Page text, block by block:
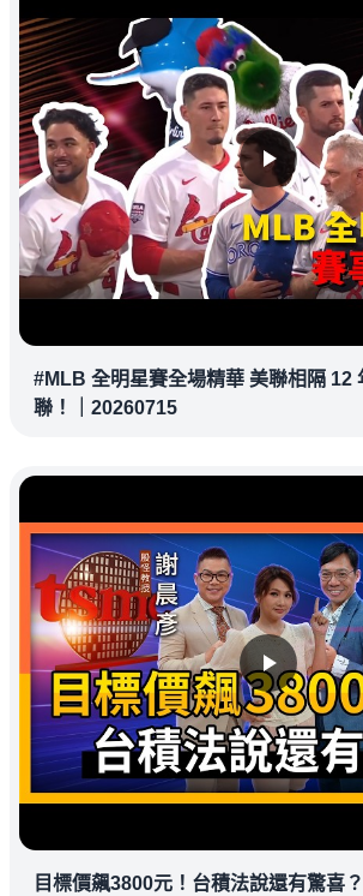
#MLB 全明星賽全場精華 美聯相隔 12
聯！｜20260715
目標價飆3800元！台積法說還有驚喜